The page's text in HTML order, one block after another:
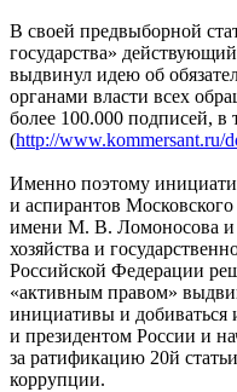
В своей предвыборной
государства»
выдвинул идею об
органами власти всех
более 100.000 подписей, в
(http://www.kommersant.ru/
Именно поэтому
и аспирантов Московского
имени М. В. Ломоносова и
хозяйства и
Российской Федерации
«активным правом»
инициативы и добиваться
и президентом России и
за ратификацию 20й
коррупции.